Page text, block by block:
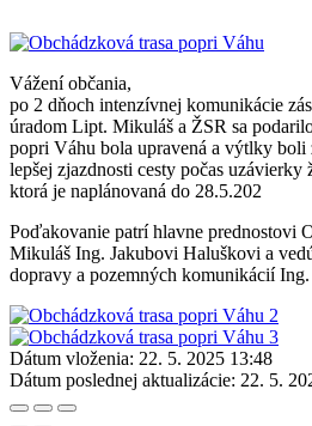
Vážení občania,
po 2 dňoch intenzívnej komunikácie
úradom Lipt. Mikuláš a ŽSR sa
popri Váhu bola upravená a výtlky boli
lepšej zjazdnosti cesty počas uzávierky
ktorá je naplánovaná do 28.5.202
Poďakovanie patrí hlavne prednostovi
Mikuláš Ing. Jakubovi Haluškovi a
dopravy a pozemných komunikácií
Dátum vloženia: 22. 5. 2025 13:48
Dátum poslednej aktualizácie: 22. 5.